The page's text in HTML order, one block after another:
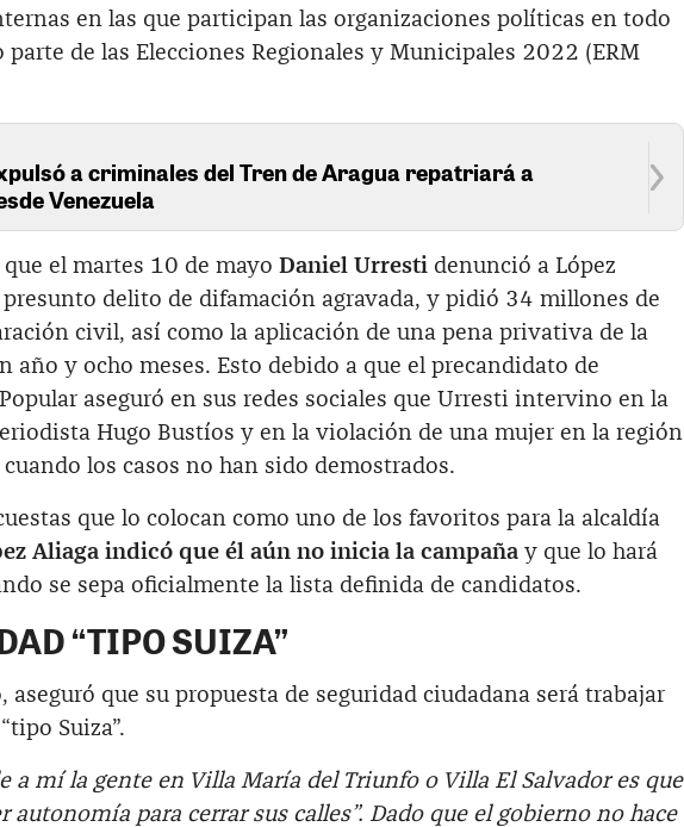
en las que participan las organizaciones políticas en todo
parte de las Elecciones Regionales y Municipales 2022 (ERM
a criminales del Tren de Aragua repatriará a
Venezuela
el martes 10 de mayo Daniel Urresti denunció a López
delito de difamación agravada, y pidió 34 millones de
civil, así como la aplicación de una pena privativa de la
año y ocho meses. Esto debido a que el precandidato de
aseguró en sus redes sociales que Urresti intervino en la
Hugo Bustíos y en la violación de una mujer en la región
cuando los casos no han sido demostrados.
que lo colocan como uno de los favoritos para la alcaldía
Aliaga indicó que él aún no inicia la campaña y que lo hará
se sepa oficialmente la lista definida de candidatos.
“TIPO SUIZA”
aseguró que su propuesta de seguridad ciudadana será trabajar
Suiza”.
a mí la gente en Villa María del Triunfo o Villa El Salvador es que
autonomía para cerrar sus calles”. Dado que el gobierno no hace